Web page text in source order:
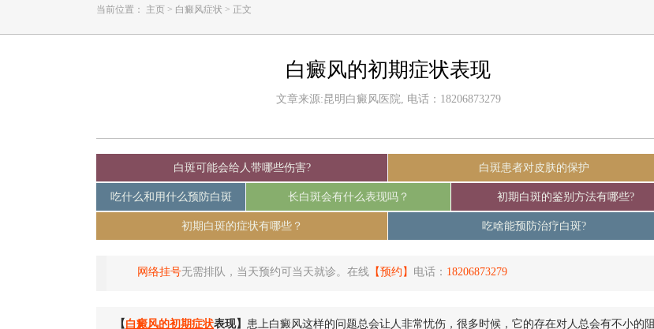
当前位置： 主页 > 白癜风症状 > 正文
白癜风的初期症状表现
文章来源:昆明白癜风医院, 电话：18206873279
白斑可能会给人带哪些伤害? 白斑患者对皮肤的保护
吃什么和用什么预防白斑 长白斑会有什么表现吗？ 初期白斑的鉴别方法有哪些?
初期白斑的症状有哪些？ 吃啥能预防治疗白斑?
网络挂号无需排队，当天预约可当天就诊。在线 【预约】 电话： 18206873279
【 白癜风的初期症状表现】 患上白癜风这样的问题总会让人非常忧伤，很多时候，它的存在对人总会有不小的阻